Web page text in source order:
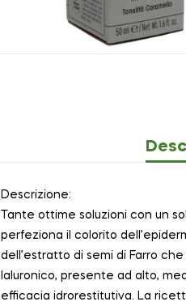
Descrizione:
Tante ottime soluzioni con un
perfeziona il colorito
dell’estratto di semi di Farro
Ialuronico, presente ad alto,
efficacia idrorestitutiva. La